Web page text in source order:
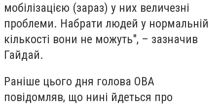
мобілізацією (зараз) у них величезні
проблеми. Набрати людей у нормальній
кількості вони не можуть", – зазначив
Гайдай.
Раніше цього дня голова ОВА
повідомляв, що нині йдеться про